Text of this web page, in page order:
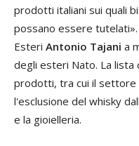
prodotti italiani sui quali
possano essere
Esteri Antonio Tajani a
degli esteri Nato. La lista
prodotti, tra cui il settore
l'esclusione del whisky
e la gioielleria.